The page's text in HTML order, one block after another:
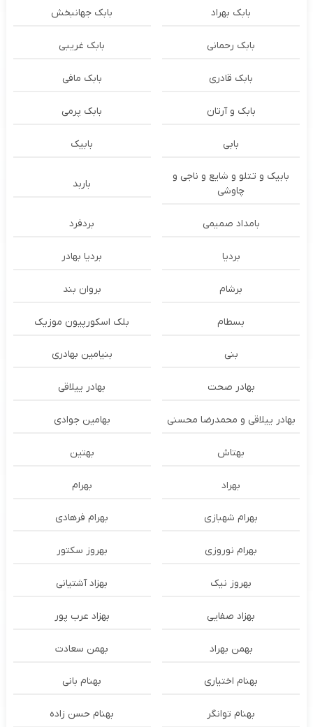
بابک بهراد بابک جهانبخش
بابک رحمانی بابک غریبی
بابک قادری بابک مافی
بابک و آرتان بابک پرمی
بابی بابیک
بابیک و تتلو و شایع و ناجی و
چاوشی
باربد
بامداد صمیمی بردفرد
بردیا بردیا بهادر
برشام بروان بند
بسطام بلک اسکورپیون موزیک
بنی بنیامین بهادری
بهادر صحت بهادر ییلاقی
بهادر ییلاقی و محمدرضا محسنی بهامین جوادی
بهتاش بهتین
بهراد بهرام
بهرام شهبازی بهرام فرهادی
بهرام نوروزی بهروز سکتور
بهروز نیک بهزاد آشتیانی
بهزاد صفایی بهزاد عرب پور
بهمن بهراد بهمن سعادت
بهنام اختیاری بهنام بانی
بهنام توانگر بهنام حسن زاده